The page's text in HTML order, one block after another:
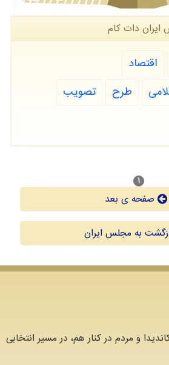
دات كام
اقتصاد
طرح
تصویب
۱
صفحه ی بعد
به مجلس ایران
و مردم در کنار هم، در مسیر انتخابی